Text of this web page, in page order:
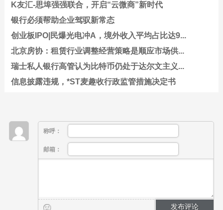
K友汇-思埠强强联合，开启“云微商”新时代
银行必须帮助企业驾驭新常态
创业板IPO|民爆光电冲A，境外收入平均占比达9...
北京房协：租赁行业调整经营策略是顺应市场供...
瑞士私人银行高管认为比特币仍处于达尔文主义...
信息披露违规，*ST麦趣收行政监管措施决定书
称呼：
邮箱：